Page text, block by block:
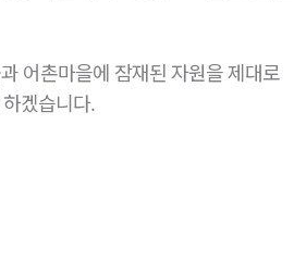
어촌마을에 잠재된 자원을 제대로
겠습니다.